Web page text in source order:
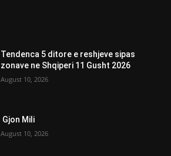
Tendenca 5 ditore e reshjeve sipas
zonave ne Shqiperi 11 Gusht 2026
August 10, 2026
Gjon Mili
August 10, 2026